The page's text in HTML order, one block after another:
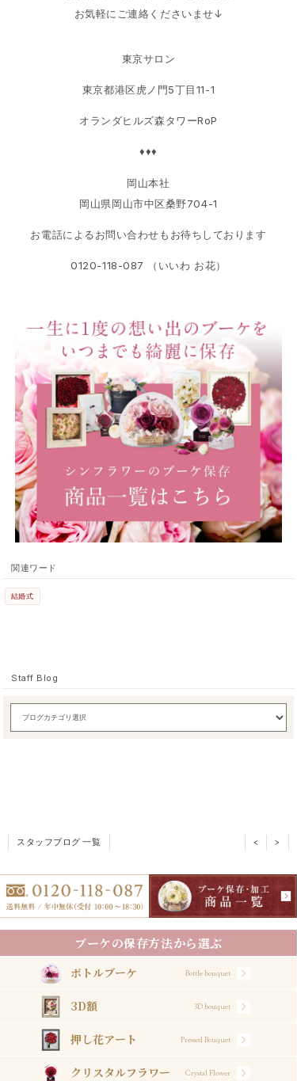
お気軽にご連絡くださいませ↓
東京サロン
東京都港区虎ノ門5丁目11-1
オランダヒルズ森タワーRoP
♦♦♦
岡山本社
岡山県岡山市中区桑野704-1
お電話によるお問い合わせもお待ちしております
0120-118-087 （いいわ お花）
関連ワード
結婚式
Staff Blog
スタッフブログ 一覧 < >
ブーケの保存方法から選ぶ
ボトルブーケ Bottle bouquet
3D額 3D bouquet
押し花アート Pressed Bouquet
クリスタルフラワー Crystal Flower